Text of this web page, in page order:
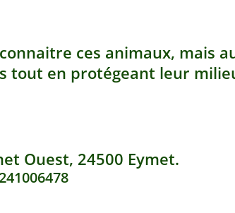
ces animaux, mais
tout en protégeant leur
Ouest, 24500 Eymet.